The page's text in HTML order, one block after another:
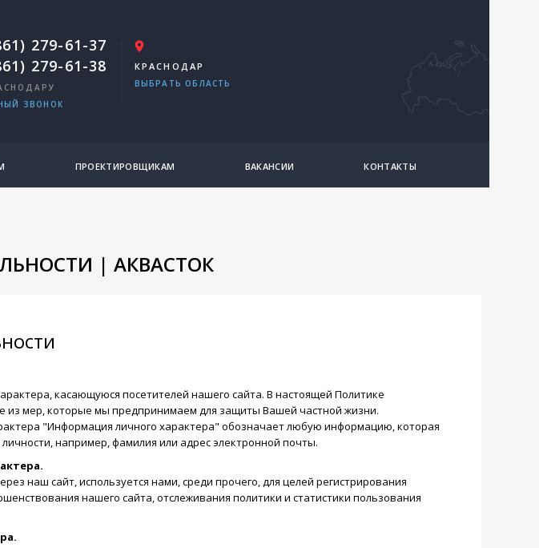
279-61-37
279-61-38
ЗВОНОК
КРАСНОДАР
ВЫБРАТЬ ОБЛАСТЬ
ПРОЕКТИРОВЩИКАМ ВАКАНСИИ КОНТАКТЫ
| АКВАСТОК
касающуюся посетителей нашего сайта. В настоящей Политике
из мер, которые мы предпринимаем для защиты Вашей частной жизни.
"Информация личного характера" обозначает любую информацию, которая
например, фамилия или адрес электронной почты.
наш сайт, используется нами, среди прочего, для целей регистрирования
нашего сайта, отслеживания политики и статистики пользования